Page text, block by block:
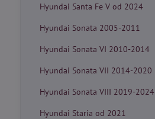
Hyundai Santa Fe V od 2024
Hyundai Sonata 2005-2011
Hyundai Sonata VI 2010-2014
Hyundai Sonata VII 2014-2020
Hyundai Sonata VIII 2019-2024
Hyundai Staria od 2021